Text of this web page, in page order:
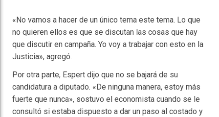
«No vamos a hacer de un único tema este tema. Lo que
no quieren ellos es que se discutan las cosas que hay
que discutir en campaña. Yo voy a trabajar con esto en la
Justicia», agregó.
Por otra parte, Espert dijo que no se bajará de su
candidatura a diputado. «De ninguna manera, estoy más
fuerte que nunca», sostuvo el economista cuando se le
consultó si estaba dispuesto a dar un paso al costado y